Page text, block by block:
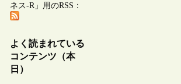
ネス-R」用のRSS：
よく読まれている
コンテンツ（本
日）